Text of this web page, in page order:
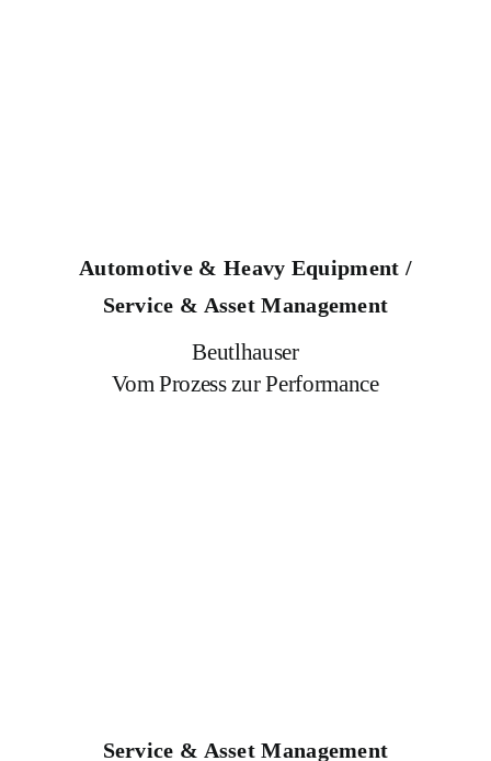
Automotive & Heavy Equipment /
Service & Asset Management
Beutlhauser
Vom Prozess zur Performance
Service & Asset Management